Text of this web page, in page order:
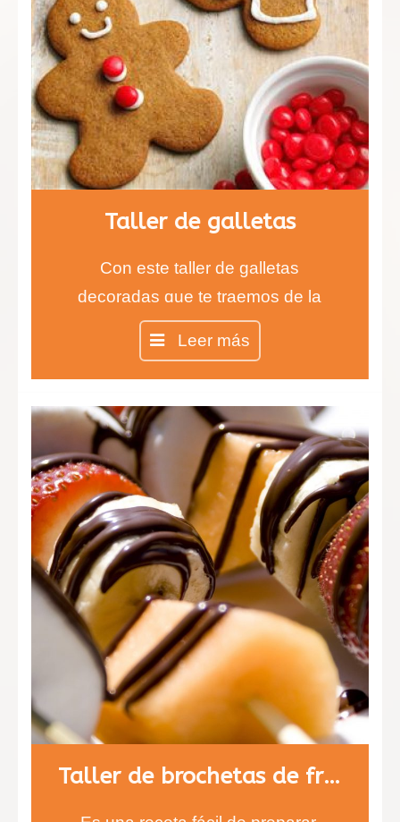
Taller de galletas
Con este taller de galletas
decoradas que te traemos de la
mano de la Chef Inés aprenderás
todas las técnicas para realizar las
galletas más ricas y divertidas.
Leer más
Taller de brochetas de fruta con chocolate